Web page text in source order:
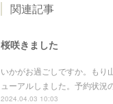
関連記事
桜咲きました
いかがお過ごしですか。もり
ューアルしました。予約状況
2024.04.03 10:03